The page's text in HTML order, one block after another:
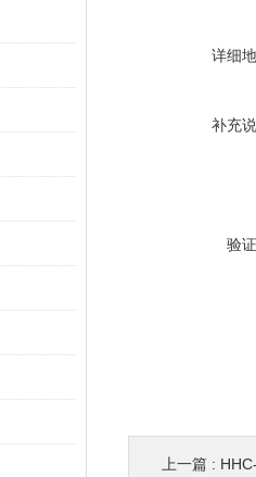
详细
补充
验
上一篇 :